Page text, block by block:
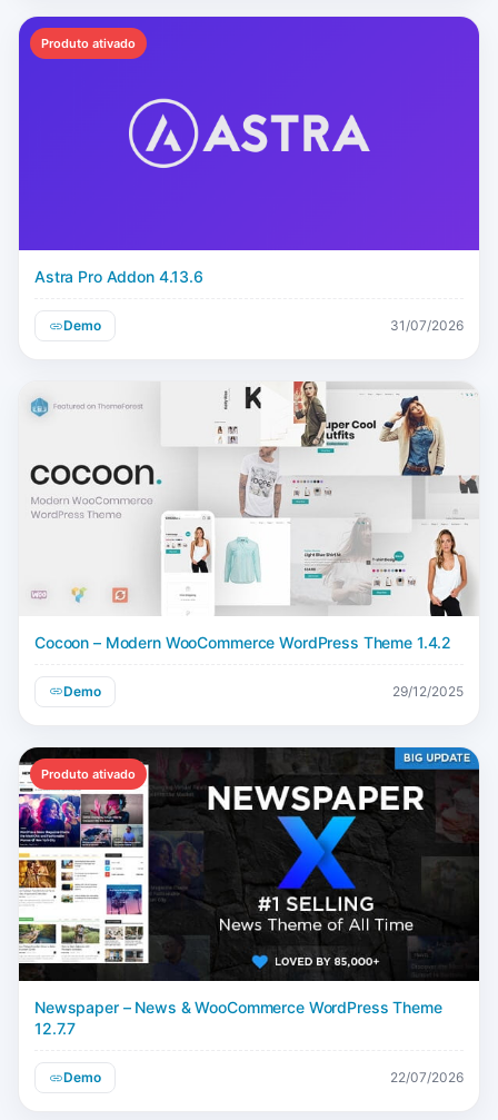
Produto ativado
Astra Pro Addon 4.13.6
Demo 31/07/2026
Cocoon – Modern WooCommerce WordPress Theme 1.4.2
Demo 29/12/2025
Produto ativado
Newspaper – News & WooCommerce WordPress Theme
12.7.7
Demo 22/07/2026